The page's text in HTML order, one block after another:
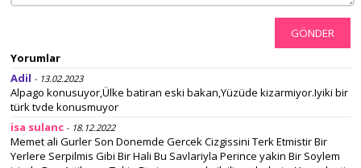
GÖNDER
Yorumlar
Adil - 13.02.2023
Alpago konusuyor,Ülke batiran eski bakan,Yüzüde kizarmiyor.Iyiki bir
türk tvde konusmuyor
isa sulanc - 18.12.2022
Memet ali Gurler Son Donemde Gercek Cizgissini Terk Etmistir Bir
Yerlere Serpilmis Gibi Bir Hali Bu Savlariyla Perince yakin Bir Soylem